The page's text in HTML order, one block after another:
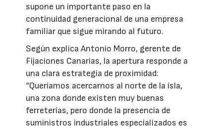
supone un importante paso en la
continuidad generacional de una empresa
familiar que sigue mirando al futuro.
Según explica Antonio Morro, gerente de
Fijaciones Canarias, la apertura responde a
una clara estrategia de proximidad:
“Queríamos acercarnos al norte de la isla,
una zona donde existen muy buenas
ferreterías, pero donde la presencia de
suministros industriales especializados es